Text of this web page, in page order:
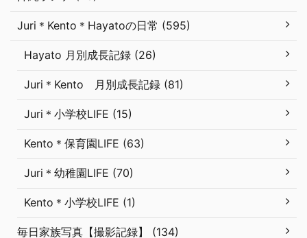
Juri＊Kento＊Hayatoの日常 (595)
Hayato 月別成長記録 (26)
Juri＊Kento 月別成長記録 (81)
Juri＊小学校LIFE (15)
Kento＊保育園LIFE (63)
Juri＊幼稚園LIFE (70)
Kento＊小学校LIFE (1)
毎日家族写真【撮影記録】 (134)